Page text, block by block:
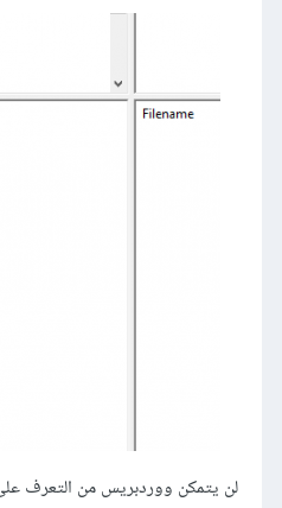
لن يتمكن ووردبريس من التعرف